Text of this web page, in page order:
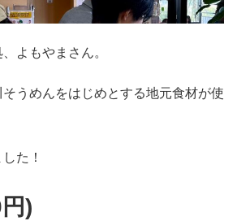
よもやまさん。
うめんをはじめとする地元食材が使
た！
)